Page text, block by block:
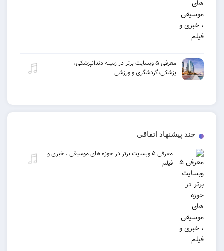
معرفی ۵ وبسایت برتر در زمینه دندانپزشکی،
پزشکی،گردشگری و ورزشی
اتفاقی
معرفی ۵ وبسایت برتر در حوزه های موسیقی ، خبری و